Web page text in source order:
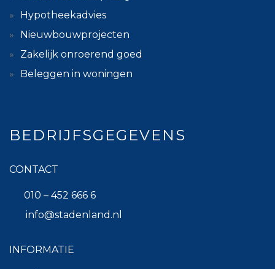
Hypotheekadvies
Nieuwbouwprojecten
Zakelijk onroerend goed
Beleggen in woningen
BEDRIJFSGEGEVENS
CONTACT
010 – 452 666 6
info@stadenland.nl
INFORMATIE